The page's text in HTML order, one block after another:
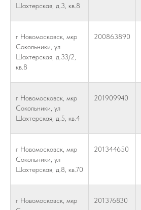
Шахтерская, д.3, кв.8
г Новомосковск, мкр
Сокольники, ул
Шахтерская, д.33/2,
кв.8
200863890
г Новомосковск, мкр
Сокольники, ул
Шахтерская, д.5, кв.4
201909940
г Новомосковск, мкр
Сокольники, ул
Шахтерская, д.8, кв.70
201344650
г Новомосковск, мкр
201376830